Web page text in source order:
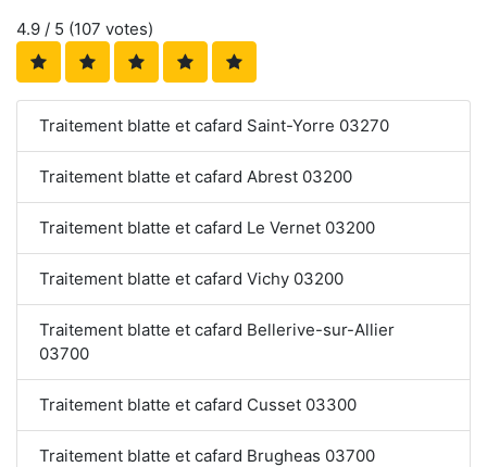
4.9 / 5 (107 votes)
Traitement blatte et cafard Saint-Yorre 03270
Traitement blatte et cafard Abrest 03200
Traitement blatte et cafard Le Vernet 03200
Traitement blatte et cafard Vichy 03200
Traitement blatte et cafard Bellerive-sur-Allier
03700
Traitement blatte et cafard Cusset 03300
Traitement blatte et cafard Brugheas 03700